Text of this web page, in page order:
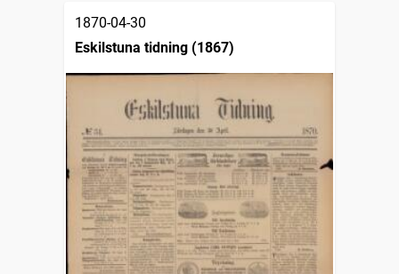
1870-04-30
Eskilstuna tidning (1867)